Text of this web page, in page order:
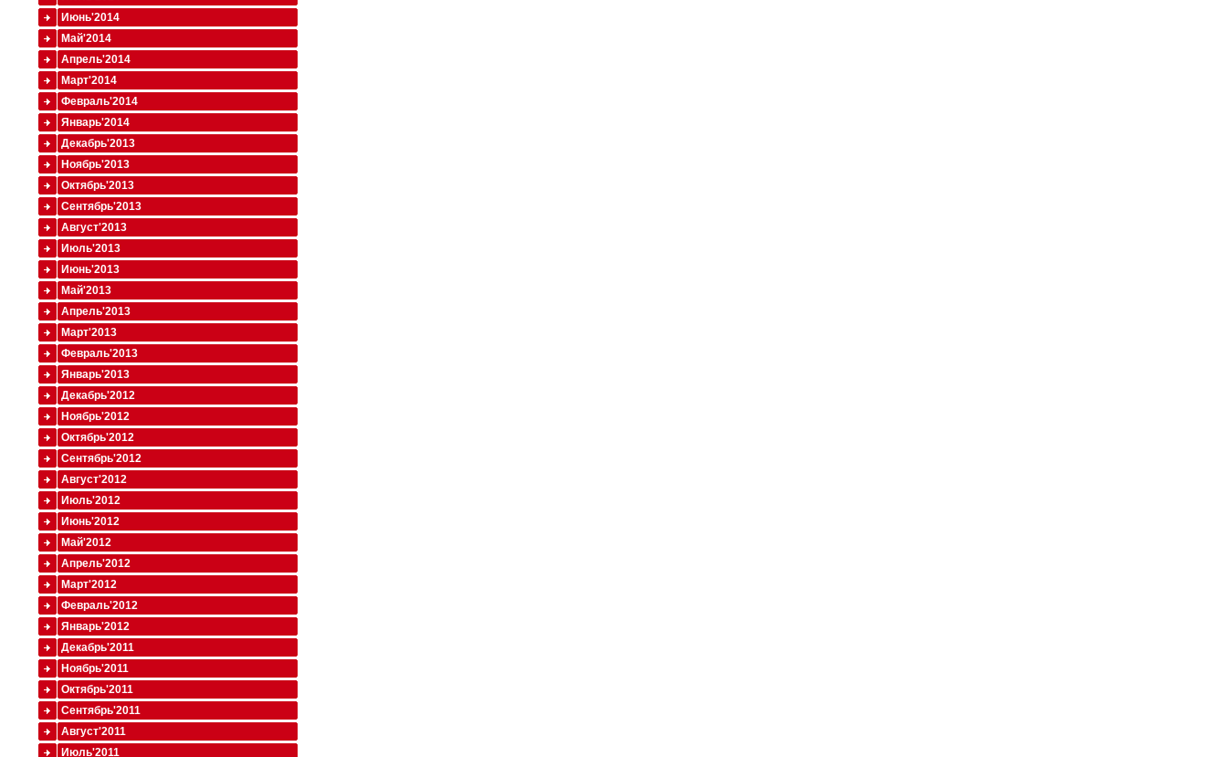
Июнь'2014
Май'2014
Апрель'2014
Март'2014
Февраль'2014
Январь'2014
Декабрь'2013
Ноябрь'2013
Октябрь'2013
Сентябрь'2013
Август'2013
Июль'2013
Июнь'2013
Май'2013
Апрель'2013
Март'2013
Февраль'2013
Январь'2013
Декабрь'2012
Ноябрь'2012
Октябрь'2012
Сентябрь'2012
Август'2012
Июль'2012
Июнь'2012
Май'2012
Апрель'2012
Март'2012
Февраль'2012
Январь'2012
Декабрь'2011
Ноябрь'2011
Октябрь'2011
Сентябрь'2011
Август'2011
Июль'2011